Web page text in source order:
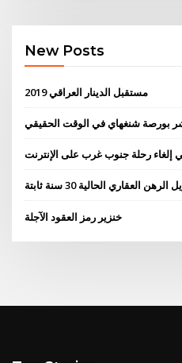
New Posts
مستقبل الدينار العراقي 2019
بورصة شنغهاي في الوقت الحقيقي
إلغاء رحلة جنوب غرب على الإنترنت
العقاري الحالية 30 سنة ثابتة
خنزير رمز العقود الآجلة